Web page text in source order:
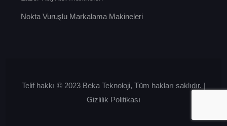
Nokta Vuruşlu Markalama Makineleri
Telif hakkı © 2023 Beka Teknoloji, Tüm hakları saklıdır. |
Gizlilik Politikası